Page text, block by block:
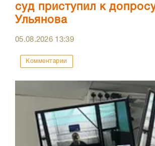
суд приступил к
Ульянова
05.08.2026 13:39
Комментарии